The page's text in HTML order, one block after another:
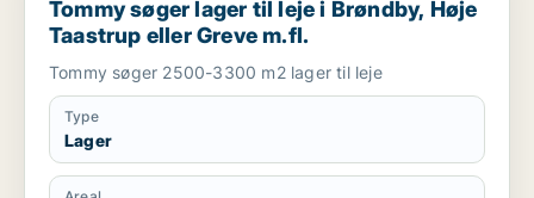
Tommy søger lager til leje i Brøndby, Høje
Taastrup eller Greve m.fl.
Tommy søger 2500-3300 m2 lager til leje
Type
Lager